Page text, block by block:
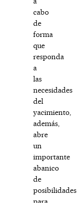
cabo
de
forma
que
responda
a
las
necesidades
del
yacimiento,
además,
abre
un
importante
abanico
de
posibilidades